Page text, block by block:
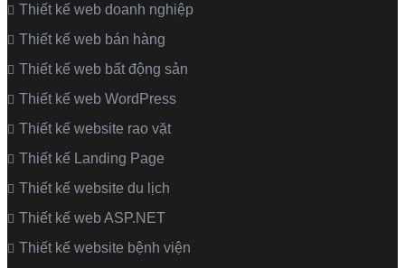
Thiết kế web doanh nghiệp
Thiết kế web bán hàng
Thiết kế web bất động sản
Thiết kế web WordPress
Thiết kế website rao vặt
Thiết kế Landing Page
Thiết kế website du lịch
Thiết kế web ASP.NET
Thiết kế website bệnh viện